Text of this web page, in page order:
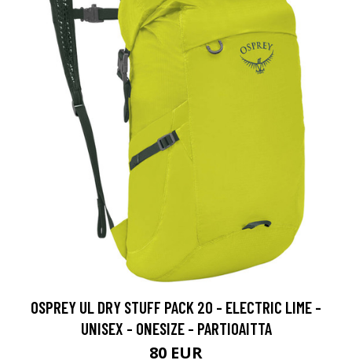
OSPREY UL DRY STUFF PACK 20 - ELECTRIC LIME -
UNISEX - ONESIZE - PARTIOAITTA
80 EUR